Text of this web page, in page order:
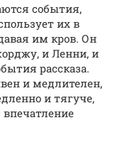
события,
их в
им кров. Он
и Ленни, и
рассказа.
и медлителен,
и тягуче,